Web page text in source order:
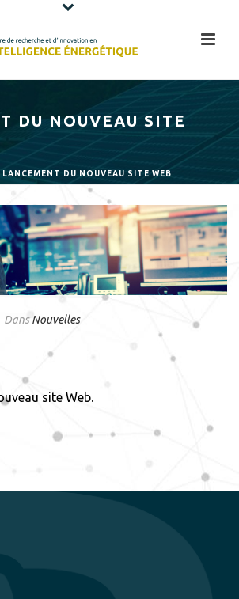
DU NOUVEAU SITE
LANCEMENT DU NOUVEAU SITE WEB
DansNouvelles
site Web.